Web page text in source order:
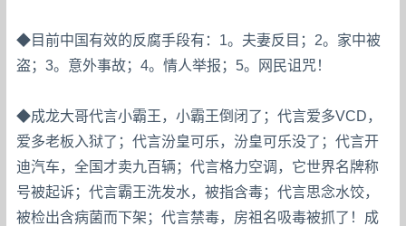
◆目前中国有效的反腐手段有：1。夫妻反目；2。家中被
盗；3。意外事故；4。情人举报；5。网民诅咒！
◆成龙大哥代言小霸王，小霸王倒闭了；代言爱多VCD，
爱多老板入狱了；代言汾皇可乐，汾皇可乐没了；代言开
迪汽车，全国才卖九百辆；代言格力空调，它世界名牌称
号被起诉；代言霸王洗发水，被指含毒；代言思念水饺，
被检出含病菌而下架；代言禁毒，房祖名吸毒被抓了！成